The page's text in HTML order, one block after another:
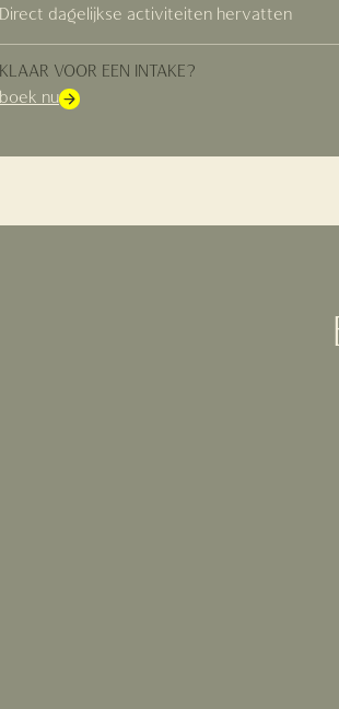
Direct dagelijkse activiteiten hervatten
KLAAR VOOR EEN INTAKE?
boek nu